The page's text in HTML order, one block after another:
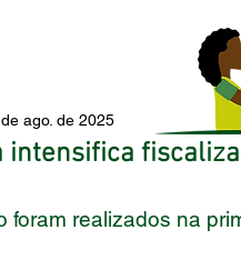
intensifica
ago. de 2025
foram realizados na